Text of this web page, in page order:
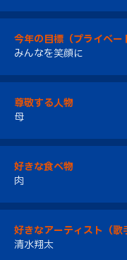
今年の目標（プライベー
みんなを笑顔に
尊敬する人物
母
好きな食べ物
肉
好きなアーティスト（歌
清水翔太